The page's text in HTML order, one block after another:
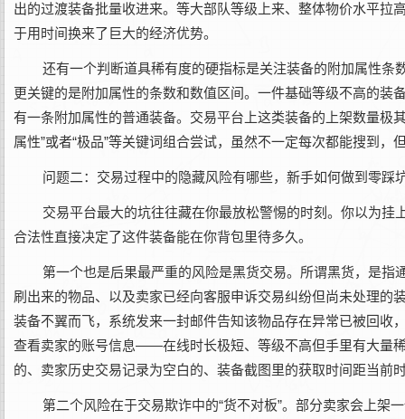
出的过渡装备批量收进来。等大部队等级上来、整体物价水平
于用时间换来了巨大的经济优势。
还有一个判断道具稀有度的硬指标是关注装备的附加属性
更关键的是附加属性的条数和数值区间。一件基础等级不高的
有一条附加属性的普通装备。交易平台上这类装备的上架数量极
属性”或者“极品”等关键词组合尝试，虽然不一定每次都能搜到
问题二：交易过程中的隐藏风险有哪些，新手如何做到零踩
交易平台最大的坑往往藏在你最放松警惕的时刻。你以为
合法性直接决定了这件装备能在你背包里待多久。
第一个也是后果最严重的风险是黑货交易。所谓黑货，是
刷出来的物品、以及卖家已经向客服申诉交易纠纷但尚未处理
装备不翼而飞，系统发来一封邮件告知该物品存在异常已被回收
查看卖家的账号信息——在线时长极短、等级不高但手里有大量
的、卖家历史交易记录为空白的、装备截图里的获取时间距当
第二个风险在于交易欺诈中的“货不对板”。部分卖家会上